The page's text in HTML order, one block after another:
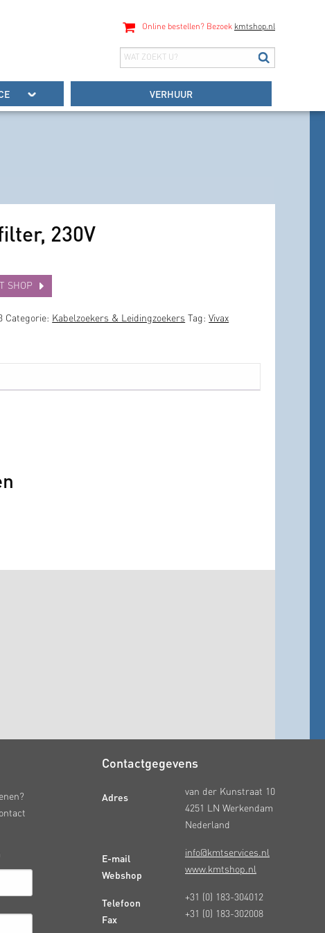
Online bestellen? Bezoek kmtshop.nl
VERHUUR
230V
SHOP
Categorie: Kabelzoekers & Leidingzoekers Tag:Vivax
Contactgegevens
Adres
E-mail
Webshop
Telefoon
Fax
van der Kunstraat 10
4251 LN Werkendam
Nederland
info@kmtservices.nl
www.kmtshop.nl
+31 (0) 183-304012
+31 (0) 183-302008